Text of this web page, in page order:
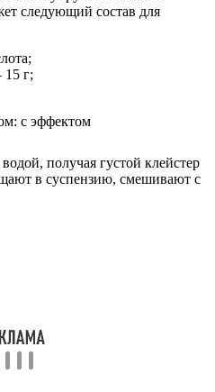
следующий состав для
г;
получая густой клейстер
в суспензию, смешивают с